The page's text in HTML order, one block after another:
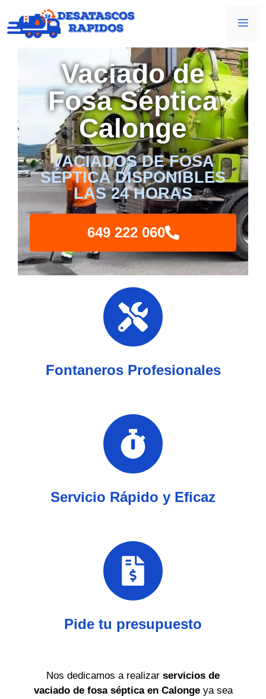
Vaciado de
Fosa Séptica
Calonge
VACIADOS DE FOSA
SÉPTICA DISPONIBLES
LAS 24 HORAS
649 222 060
Fontaneros Profesionales
Servicio Rápido y Eficaz
Pide tu presupuesto
Nos dedicamos a realizar servicios de
vaciado de fosa séptica en Calonge ya sea